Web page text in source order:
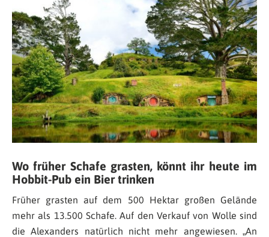
Wo früher Schafe grasten, könnt ihr heute im
Hobbit-Pub ein Bier trinken
Früher grasten auf dem 500 Hektar großen Gelände
mehr als 13.500 Schafe. Auf den Verkauf von Wolle sind
die Alexanders natürlich nicht mehr angewiesen. „An